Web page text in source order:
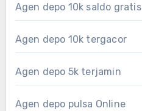
Agen depo 10k saldo gratis
Agen depo 10k tergacor
Agen depo 5k terjamin
Agen depo pulsa Online